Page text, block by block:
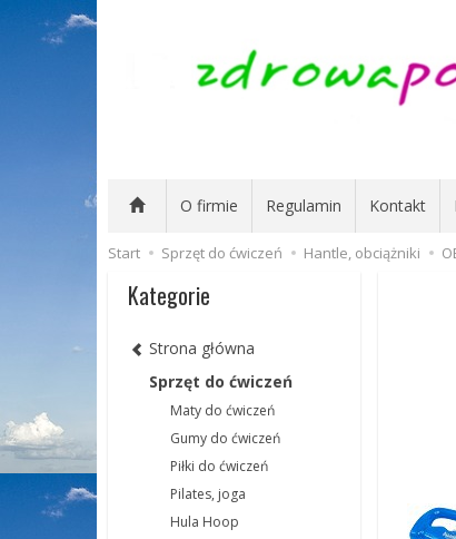
O firmie Regulamin Kontakt
Start Sprzęt do ćwiczeń Hantle, obciążniki
Kategorie
Strona główna
Sprzęt do ćwiczeń
Maty do ćwiczeń
Gumy do ćwiczeń
Piłki do ćwiczeń
Pilates, joga
Hula Hoop